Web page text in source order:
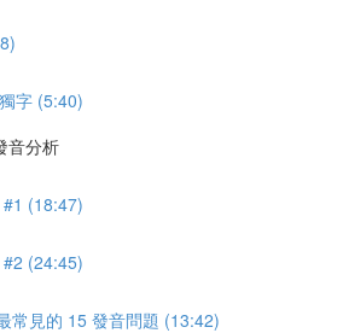
字 (5:40)
音分析
(18:47)
(24:45)
常見的 15 發音問題 (13:42)